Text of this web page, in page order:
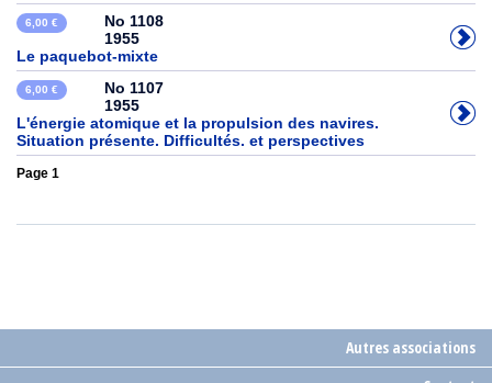
6,00 €
No 1108
1955
Le paquebot-mixte
6,00 €
No 1107
1955
L'énergie atomique et la propulsion des navires.
Situation présente. Difficultés. et perspectives
Page 1
Autres associations